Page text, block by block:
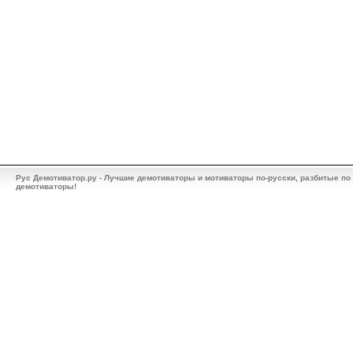
Рус Демотиватор.ру - Лучшие демотиваторы и мотиваторы по-русски, разбитые
демотиваторы!